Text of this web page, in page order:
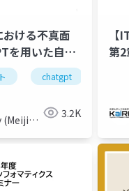
ける不真面
を用いた自動
chatgpt
3.2K
第